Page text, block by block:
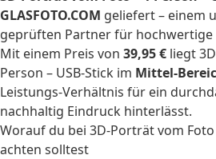
GLASFOTO.COM geliefert – einem
geprüften Partner für hochwertige
Mit einem Preis von 39,95 € liegt
Person – USB-Stick im Mittel-
Leistungs-Verhältnis für ein
nachhaltig Eindruck hinterlässt.
Worauf du bei 3D-Porträt vom Foto
achten solltest